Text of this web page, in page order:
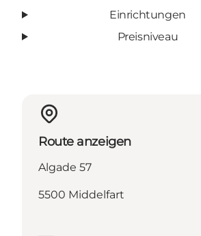
Einrichtungen
Preisniveau
Route anzeigen
Algade 57
5500 Middelfart